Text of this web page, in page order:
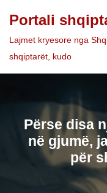
Skip
to
Portali
Lajmet kryesore nga
shqiptarët, kudo
Përse disa
në gjumë,
për